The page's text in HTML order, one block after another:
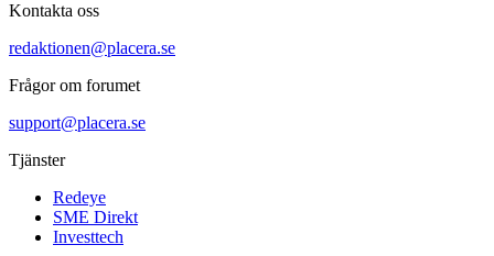
Kontakta oss
redaktionen@placera.se
Frågor om forumet
support@placera.se
Tjänster
Redeye
SME Direkt
Investtech